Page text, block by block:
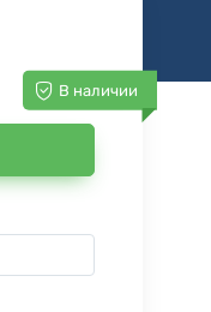
В наличии